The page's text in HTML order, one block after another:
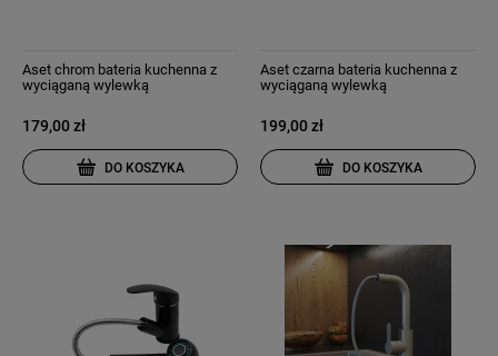
Aset chrom bateria kuchenna z
wyciąganą wylewką
179,00 zł
DO KOSZYKA
Aset czarna bateria kuchenna z
wyciąganą wylewką
199,00 zł
DO KOSZYKA